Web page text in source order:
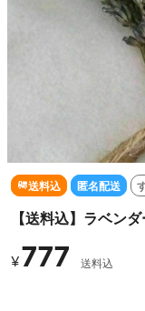
送料込 匿名配送
【送料込】ラベン
¥777 送料込